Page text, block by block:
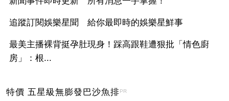
追蹤訂閱娛樂星聞 給你最即時的娛樂星鮮事
最美主播裸背挺孕肚現身！踩高跟鞋遭狠批「情色廚
房」：根...
特價 五星級無膨發巴沙魚排PR